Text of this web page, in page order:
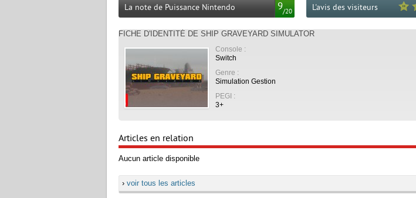
9/20
La note de Puissance Nintendo L'avis des visiteurs
FICHE D'IDENTITÉ DE SHIP GRAVEYARD SIMULATOR
Console :
Switch
Genre :
Simulation Gestion
PEGI :
3+
Articles en relation
Aucun article disponible
› voir tous les articles